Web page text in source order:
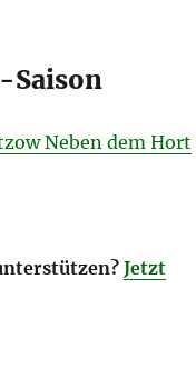
Saison
Neben dem Hort
Jetzt